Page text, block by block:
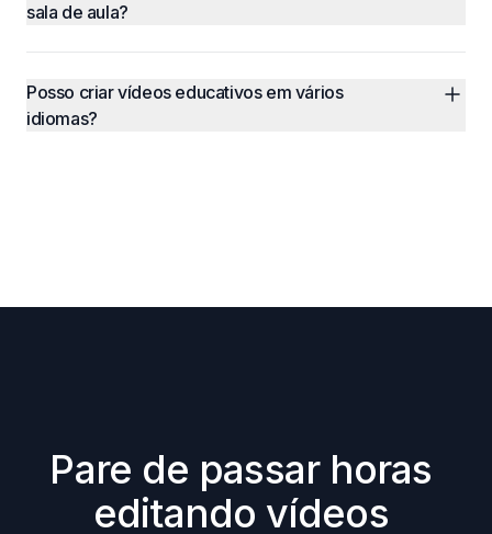
sala de aula?
Posso criar vídeos educativos em vários
idiomas?
Pare de passar horas
editando vídeos